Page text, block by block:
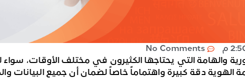
م
No Comments
والهامة التي يحتاجها الكثيرون في مختلف الأوقات، سواء
الهوية دقة كبيرة واهتماماً خاصاً لضمان أن جميع البيانات